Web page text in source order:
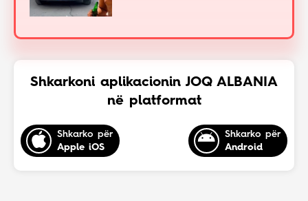
Shkarkoni aplikacionin JOQ ALBANIA
në platformat
Shkarko për
Apple iOS
Shkarko për
Android